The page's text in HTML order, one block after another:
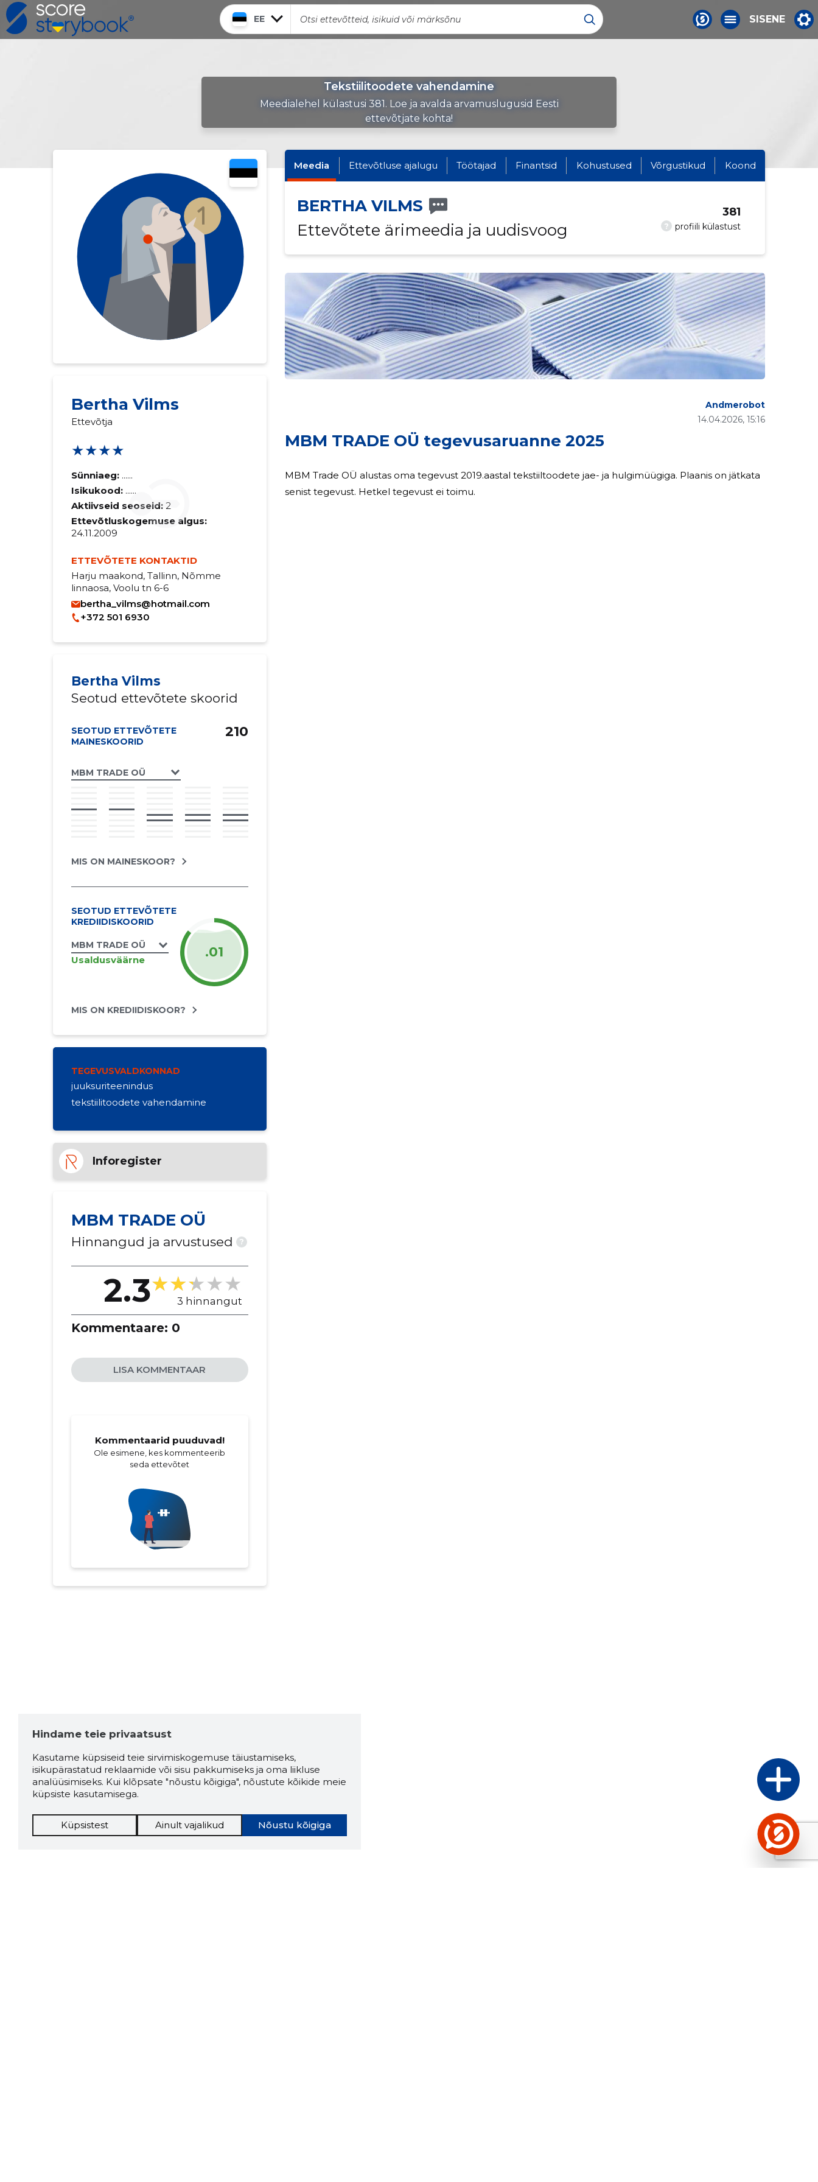
EE SISENE
Tekstiilitoodete vahendamine
Meedialehel külastusi 381. Loe ja avalda arvamuslugusid Eesti
ettevõtjate kohta!
Bertha Vilms
Ettevõtja
★★★★
Sünniaeg: ......
Isikukood: ......
Aktiivseid seoseid: 2
Ettevõtluskogemuse algus:
24.11.2009
ETTEVÕTETE KONTAKTID
Harju maakond, Tallinn, Nõmme
linnaosa, Voolu tn 6-6
bertha_vilms@hotmail.com
+372 501 6930
Bertha Vilms
Seotud ettevõtete skoorid
SEOTUD ETTEVÕTETE
MAINESKOORID
MBM TRADE OÜ
210
MIS ON MAINESKOOR?
SEOTUD ETTEVÕTETE
KREDIIDISKOORID
MBM TRADE OÜ
Usaldusväärne .01
MIS ON KREDIIDISKOOR?
TEGEVUSVALDKONNAD
juuksuriteenindus
tekstiilitoodete vahendamine
Inforegister
MBM TRADE OÜ
Hinnangud ja arvustused ?
2.3 3 hinnangut
Kommentaare: 0
LISA KOMMENTAAR
Kommentaarid puuduvad!
Ole esimene, kes kommenteerib
seda ettevõtet
Meedia Ettevõtluse ajalugu Töötajad Finantsid Kohustused Võrgustikud Koond
BERTHA VILMS
Ettevõtete ärimeedia ja uudisvoog
? profiili külastust
381
MBM TRADE OÜ tegevusaruanne 2025
14.04.2026, 15:16
Andmerobot
MBM Trade OÜ alustas oma tegevust 2019.aastal tekstiiltoodete jae- ja hulgimüügiga. Plaanis on jätkata
senist tegevust. Hetkel tegevust ei toimu.
Hindame teie privaatsust
Kasutame küpsiseid teie sirvimiskogemuse täiustamiseks,
isikupärastatud reklaamide või sisu pakkumiseks ja oma liikluse
analüüsimiseks. Kui klõpsate "nõustu kõigiga", nõustute kõikide meie
küpsiste kasutamisega.
Nõustu kõigiga
Küpsistest Ainult vajalikud